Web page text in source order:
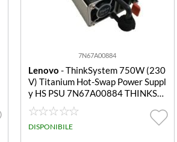
7N67A00884
Lenovo - ThinkSystem 750W (230
V) Titanium Hot-Swap Power Suppl
y HS PSU 7N67A00884 THINKSY
STEM 750W (230V) TITANIUM H
OT-SWAP POWER SUPPLY
DISPONIBILE